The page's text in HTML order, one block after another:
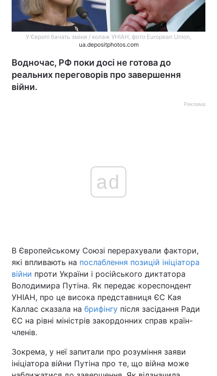
Україна Політика
Економіка Світ
Спорт Наука
Техно і зв'язок Лайт
Зброя Інциденти
Здоров'я Туризм
У Європі бачать зміни / колаж УНІАН, фото European Union,
ua.depositphotos.com
Водночас, РФ поки досі не готова до
реальних переговорів про завершення
війни.
Реклама
ad
В Європейському Союзі перерахували фактори,
які впливають на послаблення позицій ініціатора
війни проти України і російського диктатора
Володимира Путіна. Як передає кореспондент
УНІАН, про це висока представниця ЄС Кая
Каллас сказала на брифінгу після засідання Ради
ЄС на рівні міністрів закордонних справ країн-
членів.
Зокрема, у неї запитали про розуміння заяви
ініціатора війни Путіна про те, що війна може